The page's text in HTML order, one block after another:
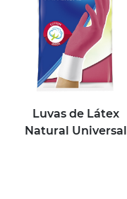
Luvas de Látex
Natural Universal